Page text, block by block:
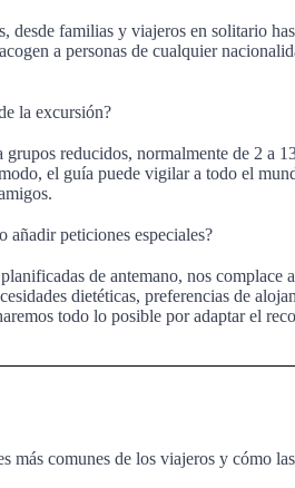
desde familias y viajeros en solitario
a personas de cualquier
la excursión?
reducidos, normalmente de 2 a
el guía puede vigilar a todo el
añadir peticiones especiales?
de antemano, nos complace
dietéticas, preferencias de
todo lo posible por adaptar el
más comunes de los viajeros y cómo